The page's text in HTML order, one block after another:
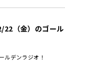
22（金）のゴール
ルデンラジオ！